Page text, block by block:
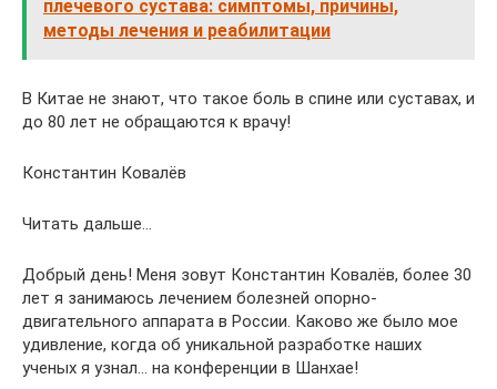
плечевого сустава: симптомы, причины,
методы лечения и реабилитации
В Китае не знают, что такое боль в спине или суставах, и
до 80 лет не обращаются к врачу!
Константин Ковалёв
Читать дальше…
Добрый день! Меня зовут Константин Ковалёв, более 30
лет я занимаюсь лечением болезней опорно-
двигательного аппарата в России. Каково же было мое
удивление, когда об уникальной разработке наших
ученых я узнал… на конференции в Шанхае!